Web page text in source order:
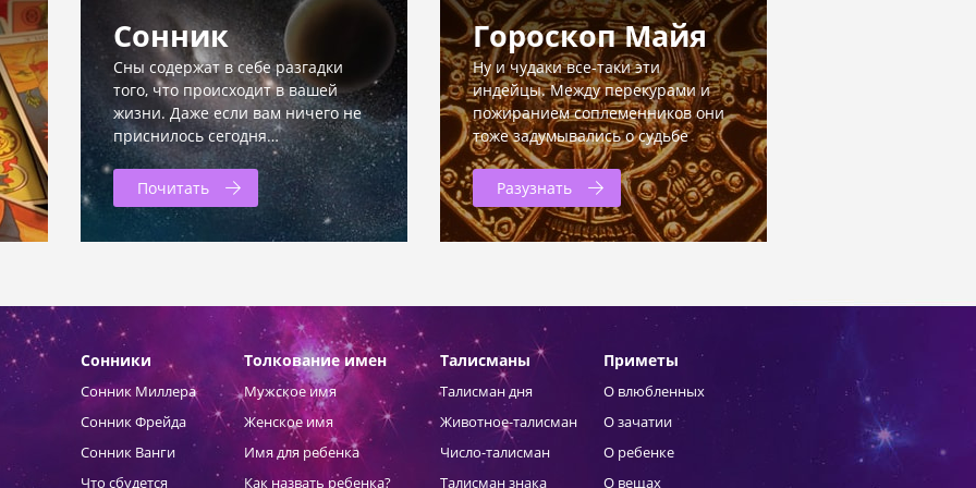
Сонник
Сны содержат в себе разгадки
того, что происходит в вашей
жизни. Даже если вам ничего не
приснилось сегодня…
Почитать
Гороскоп Майя
Ну и чудаки все-таки эти
индейцы. Между перекурами и
пожиранием соплеменников они
тоже задумывались о судьбе
Разузнать
Сонники
Сонник Миллера
Сонник Фрейда
Сонник Ванги
Что сбудется
Толкование имен
Мужское имя
Женское имя
Имя для ребенка
Как назвать ребенка?
Талисманы
Талисман дня
Животное-талисман
Число-талисман
Талисман знака
Приметы
О влюбленных
О зачатии
О ребенке
О вещах